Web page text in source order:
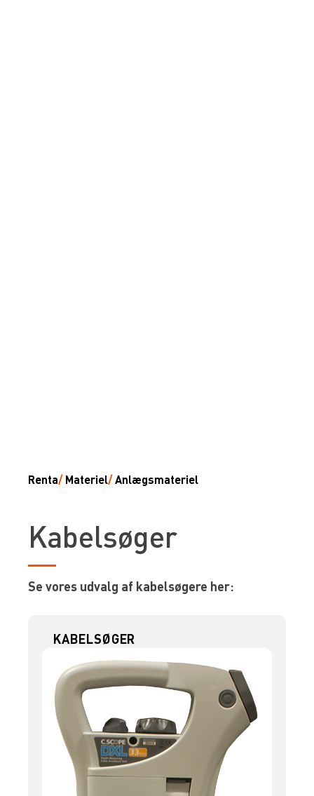
Renta/ Materiel/Anlægsmateriel
Kabelsøger
Se vores udvalg af kabelsøgere her:
KABELSØGER